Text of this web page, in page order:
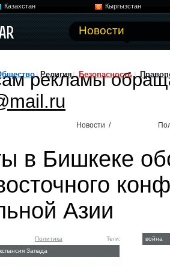
Казахстан
Кыргызстан
Новости
Религия Безопасность
рекламы
Новости /
в Бишкеке
Азии
Политика Теги:
война
Запада